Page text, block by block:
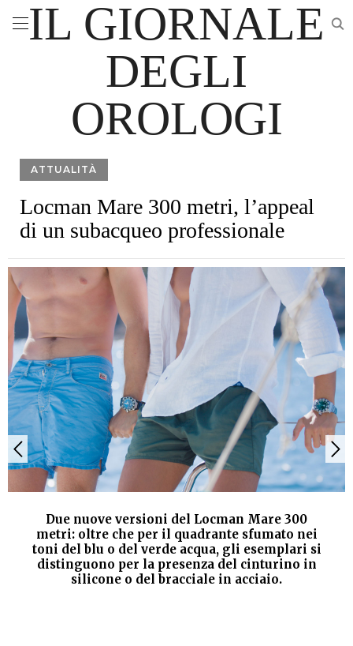
IL GIORNALE
DEGLI
OROLOGI
ATTUALITÀ
Locman Mare 300 metri, l’appeal
di un subacqueo professionale
Due nuove versioni del Locman Mare 300
metri: oltre che per il quadrante sfumato nei
toni del blu o del verde acqua, gli esemplari si
distinguono per la presenza del cinturino in
silicone o del bracciale in acciaio.